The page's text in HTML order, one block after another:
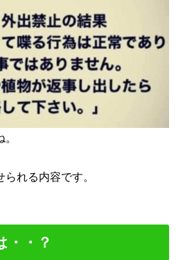
れる内容です。
・・？